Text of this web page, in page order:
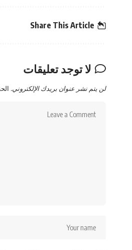
Share This Article
لا توجد تعليقات
لن يتم نشر عنوان بريدك الإلكتروني.